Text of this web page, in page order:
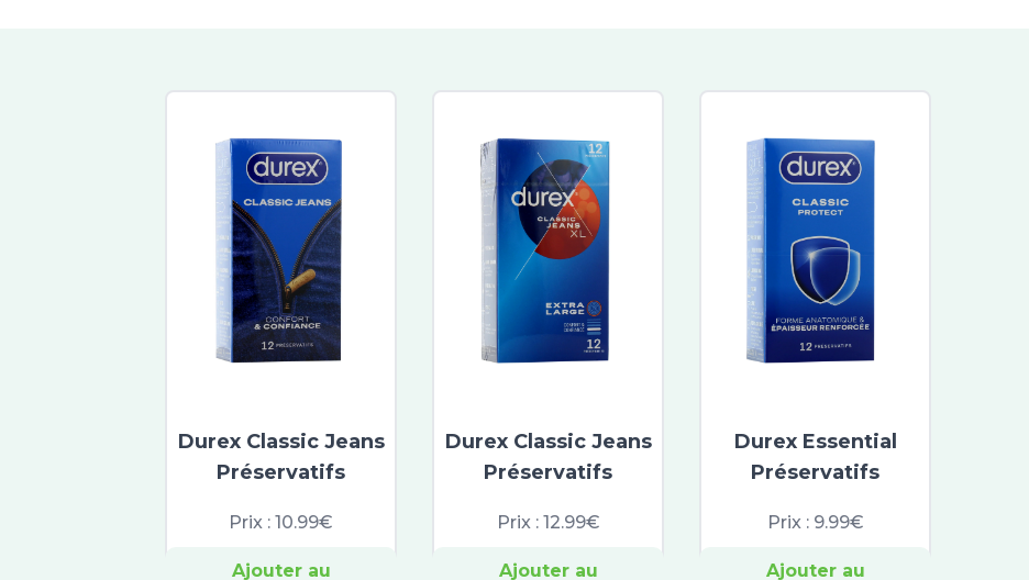
Durex Classic Jeans
Préservatifs
Prix :10.99€
Ajouter au
Durex Classic Jeans
Préservatifs
Prix : 12.99€
Ajouter au
Durex Essential
Préservatifs
Prix : 9.99€
Ajouter au